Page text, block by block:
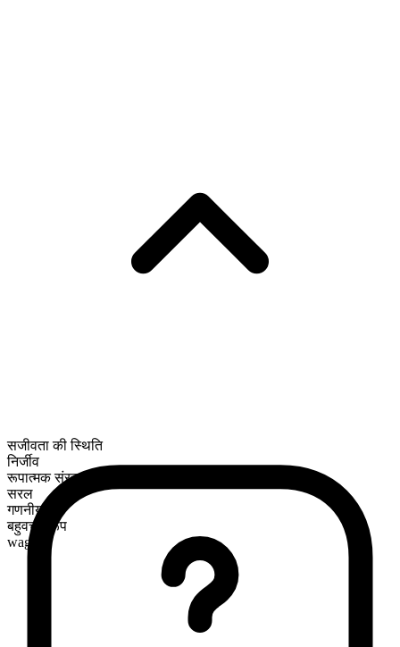
सजीवता की स्थिति
निर्जीव
रूपात्मक संरचना
सरल
गणनीय
बहुवचन रूप
wagons